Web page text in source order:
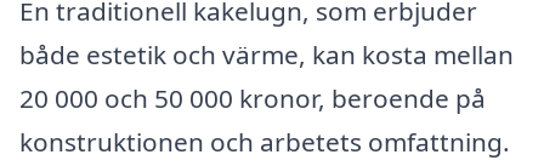
En traditionell kakelugn, som erbjuder
både estetik och värme, kan kosta mellan
20 000 och 50 000 kronor, beroende på
konstruktionen och arbetets omfattning.